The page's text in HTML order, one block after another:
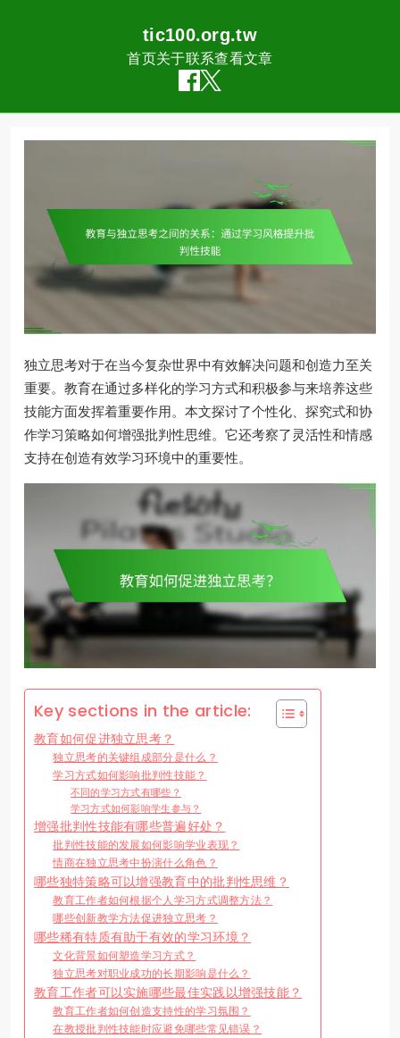
tic100.org.tw
首页关于联系查看文章
独立思考对于在当今复杂世界中有效解决问题和创造力至关
重要。教育在通过多样化的学习方式和积极参与来培养这些
技能方面发挥着重要作用。本文探讨了个性化、探究式和协
作学习策略如何增强批判性思维。它还考察了灵活性和情感
支持在创造有效学习环境中的重要性。
Key sections in the article:
教育如何促进独立思考？
独立思考的关键组成部分是什么？
学习方式如何影响批判性技能？
不同的学习方式有哪些？
学习方式如何影响学生参与？
增强批判性技能有哪些普遍好处？
批判性技能的发展如何影响学业表现？
情商在独立思考中扮演什么角色？
哪些独特策略可以增强教育中的批判性思维？
教育工作者如何根据个人学习方式调整方法？
哪些创新教学方法促进独立思考？
哪些稀有特质有助于有效的学习环境？
文化背景如何塑造学习方式？
独立思考对职业成功的长期影响是什么？
教育工作者可以实施哪些最佳实践以增强技能？
教育工作者如何创造支持性的学习氛围？
在教授批判性技能时应避免哪些常见错误？